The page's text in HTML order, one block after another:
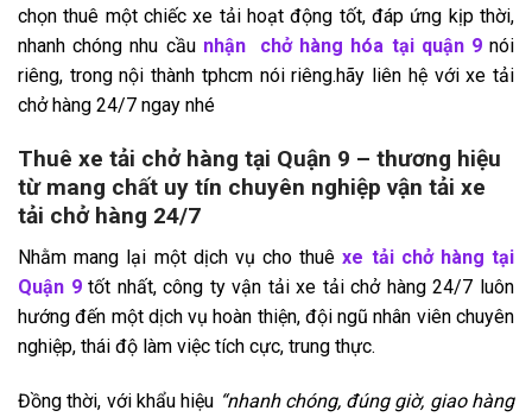
chọn thuê một chiếc xe tải hoạt động tốt, đáp ứng kịp thời,
nhanh chóng nhu cầu nhận chở hàng hóa tại quận 9 nói
riêng, trong nội thành tphcm nói riêng.hãy liên hệ với xe tải
chở hàng 24/7 ngay nhé
Thuê xe tải chở hàng tại Quận 9 – thương hiệu
từ mang chất uy tín chuyên nghiệp vận tải xe
tải chở hàng 24/7
Nhằm mang lại một dịch vụ cho thuê xe tải chở hàng tại
Quận 9tốt nhất, công ty vận tải xe tải chở hàng 24/7 luôn
hướng đến một dịch vụ hoàn thiện, đội ngũ nhân viên chuyên
nghiệp, thái độ làm việc tích cực, trung thực.
Đồng thời, với khẩu hiệu “nhanh chóng, đúng giờ, giao hàng